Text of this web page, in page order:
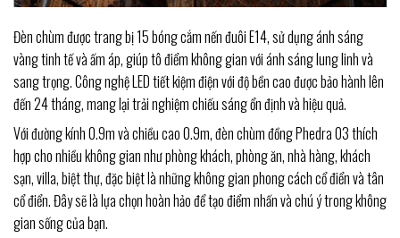
Đèn chùm được trang bị 15 bóng cắm nến đuôi E14, sử dụng ánh sáng
vàng tinh tế và ấm áp, giúp tô điểm không gian với ánh sáng lung linh và
sang trọng. Công nghệ LED tiết kiệm điện với độ bền cao được bảo hành lên
đến 24 tháng, mang lại trải nghiệm chiếu sáng ổn định và hiệu quả.
Với đường kính 0.9m và chiều cao 0.9m, đèn chùm đồng Phedra 03 thích
hợp cho nhiều không gian như phòng khách, phòng ăn, nhà hàng, khách
sạn, villa, biệt thự, đặc biệt là những không gian phong cách cổ điển và tân
cổ điển. Đây sẽ là lựa chọn hoàn hảo để tạo điểm nhấn và chú ý trong không
gian sống của bạn.